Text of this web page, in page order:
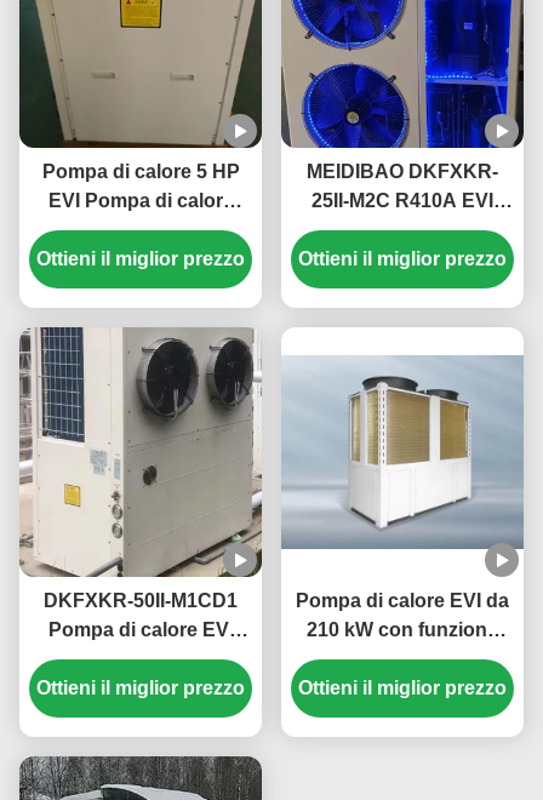
Pompa di calore 5 HP
EVI Pompa di calore
monoblocco elettrica
domestica Alta
temperatura fino a 55 °
Ottieni il miglior prezzo
MEIDIBAO DKFXKR-
25II-M2C R410A EVI
Inverter DC Pompa di
calore 50Hz Sorgente
d'aria fissa
Ottieni il miglior prezzo
DKFXKR-50II-M1CD1
Pompa di calore EVI
inverter con refrigerante
R410A 35,5 kW di
raffreddamento e
funzionamento -25~43
Ottieni il miglior prezzo
Pompa di calore EVI da
210 kW con funzione
antigelo per acqua
calda commerciale nelle
scuole
Ottieni il miglior prezzo